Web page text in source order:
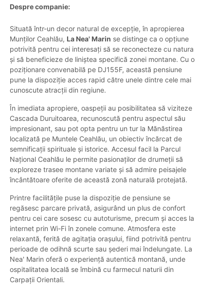
Despre companie:
Situată într-un decor natural de excepție, în apropierea
Munților Ceahlău, La Nea' Marin se distinge ca o opțiune
potrivită pentru cei interesați să se reconecteze cu natura
și să beneficieze de liniștea specifică zonei montane. Cu o
poziționare convenabilă pe DJ155F, această pensiune
pune la dispoziție acces rapid către unele dintre cele mai
cunoscute atracții din regiune.
În imediata apropiere, oaspeții au posibilitatea să viziteze
Cascada Duruitoarea, recunoscută pentru aspectul său
impresionant, sau pot opta pentru un tur la Mănăstirea
localizată pe Muntele Ceahlău, un obiectiv încărcat de
semnificații spirituale și istorice. Accesul facil la Parcul
Național Ceahlău le permite pasionaților de drumeții să
exploreze trasee montane variate și să admire peisajele
încântătoare oferite de această zonă naturală protejată.
Printre facilitățile puse la dispoziție de pensiune se
regăsesc parcare privată, asigurând un plus de confort
pentru cei care sosesc cu autoturisme, precum și acces la
internet prin Wi-Fi în zonele comune. Atmosfera este
relaxantă, ferită de agitația orașului, fiind potrivită pentru
perioade de odihnă scurte sau șederi mai îndelungate. La
Nea' Marin oferă o experiență autentică montană, unde
ospitalitatea locală se îmbină cu farmecul naturii din
Carpații Orientali.